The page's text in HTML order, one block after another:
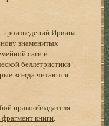
Ирвина
знаменитых
саги и
беллетристики".
всегда читаются
правообладателя.
книги.